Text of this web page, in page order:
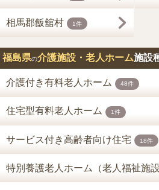
相馬郡飯舘村 1件
福島県の介護施設・老人ホーム施設
介護付き有料老人ホーム 48件
住宅型有料老人ホーム 1件
サービス付き高齢者向け住宅 18件
特別養護老人ホーム（老人福祉施設